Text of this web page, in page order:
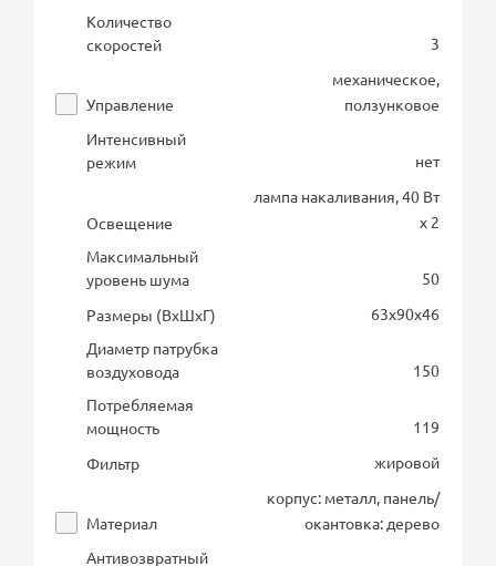
Количество
скоростей
3
Управление
механическое,
ползунковое
Интенсивный
режим
нет
Освещение
лампа накаливания, 40 Вт
х 2
Максимальный
уровень шума
50
Размеры (ВхШхГ)
63х90х46
Диаметр патрубка
воздуховода
150
Потребляемая
мощность
119
Фильтр
жировой
Материал
корпус: металл, панель/
окантовка: дерево
Антивозвратный